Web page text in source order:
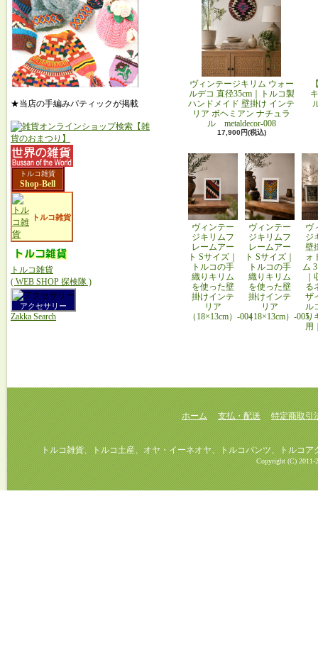
★当店の手編みパティックが掲載
トルコ雑貨
Shop-Bell
トルコ雑貨
トルコ雑貨
( WEB SHOP 探検隊 )
アクセサリー
Zakka Search
ヴィンテージキリム ウォー
ルデコ 直径35cm｜トルコ製
ハンドメイド 壁掛け インテ
リア ボヘミアン ナチュラ
ル metaldecor-008
17,900円(税込)
ヴィンテー
ジキリムフ
レームアー
ト Sサイズ｜
トルコの手
織りキリム
を使った壁
掛けインテ
リア
（18×13cm）-004
ヴィンテー
ジキリムフ
レームアー
ト Sサイズ｜
トルコの手
織りキリム
を使った壁
掛けインテ
リア
（18×13cm）-005
ヴ
ジ
壁
ォ
ム
る
ザ
ル
り
用
ホーム 支払・配送 特定商取引
トルコ雑貨、トルコ土産、オヤ・イーネオヤ、トルコパンツ、トルコアク
Copyright (C) 2011-